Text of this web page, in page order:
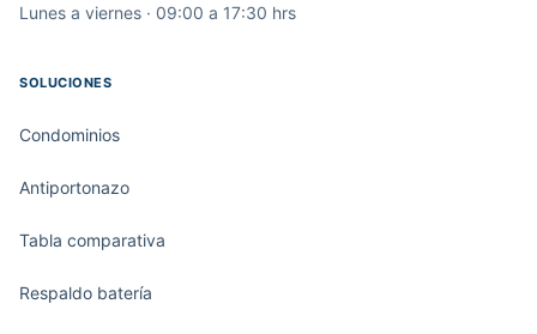
Lunes a viernes · 09:00 a 17:30 hrs
SOLUCIONES
Condominios
Antiportonazo
Tabla comparativa
Respaldo batería